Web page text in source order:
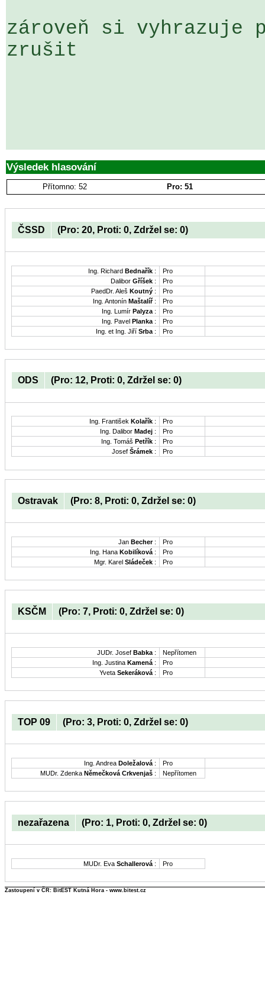
zároveň si vyhrazuje
zrušit
Výsledek hlasování
Přítomno: 52 Pro: 51
ČSSD (Pro: 20, Proti: 0, Zdržel se: 0)
Ing. Richard Bednařík :
Pro
Dalibor Gříšek :
Pro
PaedDr. Aleš Koutný :
Pro
Ing. Antonín Maštalíř:
Pro
Ing. Lumír Palyza :
Pro
Ing. Pavel Planka :
Pro
Ing. et Ing. Jiří Srba : Pro
ODS (Pro: 12, Proti: 0, Zdržel se: 0)
Ing. František Kolařík :
Pro
Ing. Dalibor Madej :
Pro
Ing. Tomáš Petřík :
Pro
Josef Šrámek : Pro
Ostravak (Pro: 8, Proti: 0, Zdržel se: 0)
Jan Becher:
Pro
Ing. Hana Kobilíková :
Pro
Mgr. Karel Sládeček : Pro
KSČM (Pro: 7, Proti: 0, Zdržel se: 0)
JUDr. Josef Babka :
Nepřítomen
Ing. Justina Kamená :
Pro
Yveta Sekeráková : Pro
TOP 09 (Pro: 3, Proti: 0, Zdržel se: 0)
Ing. Andrea Doležalová :
Pro
MUDr. Zdenka Němečková Crkvenjaš : Nepřítomen
nezařazena (Pro: 1, Proti: 0, Zdržel se: 0)
MUDr. Eva Schallerová : Pro
Zastoupení v ČR: BitEST Kutná Hora - www.bitest.cz